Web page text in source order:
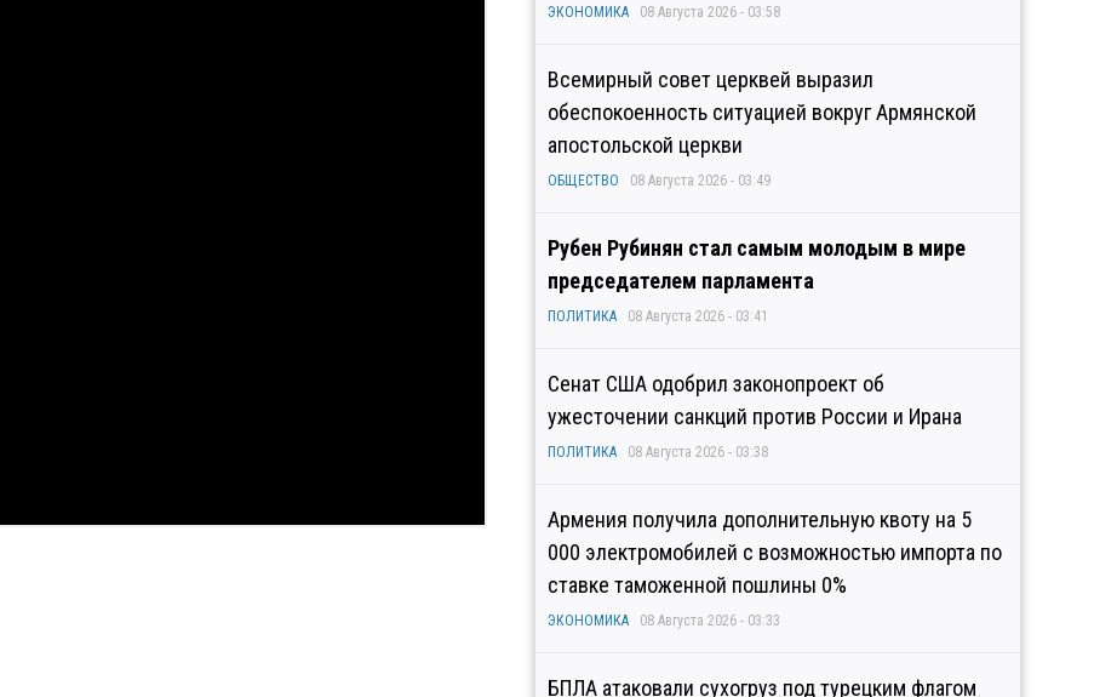
ЭКОНОМИКА 08 Августа 2026 - 03:58
Всемирный совет церквей выразил
обеспокоенность ситуацией вокруг Армянской
апостольской церкви
ОБЩЕСТВО 08 Августа 2026 - 03:49
Рубен Рубинян стал самым молодым в мире
председателем парламента
ПОЛИТИКА 08 Августа 2026 - 03:41
Сенат США одобрил законопроект об
ужесточении санкций против России и Ирана
ПОЛИТИКА 08 Августа 2026 - 03:38
Армения получила дополнительную квоту на 5
000 электромобилей с возможностью импорта по
ставке таможенной пошлины 0%
ЭКОНОМИКА 08 Августа 2026 - 03:33
БПЛА атаковали сухогруз под турецким флагом